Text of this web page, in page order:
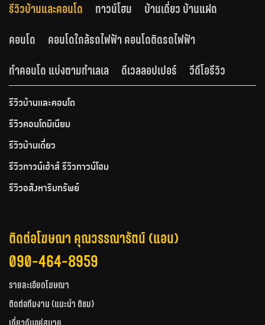
รีวิวบ้านและคอนโด ทาวน์โฮม
บ้านเดี่ยว บ้านแฝด
คอนโด
คอนโดใกล้รถไฟฟ้า คอนโดติดรถไฟฟ้า
ทำคอนโด แบ่งตามทำเลเล
ดีเวลลอปเปอร์ วีดีโอรีวิว
รีวิวบ้านและคอนโด
รีวิวคอนโดมิเนียม
รีวิวบ้านเดี่ยว
รีวิวทาวน์เฮ้าส์ รีวิวทาวน์โฮม
รีวิวอสังหาริมทรัพย์
ติดต่อโฆษณา คุณวรรณารัตน์ (แอน)
090-464-8959
รายละเอียดโฆษณา
ติดต่อทีมงาน (แนะนำ ติชม)